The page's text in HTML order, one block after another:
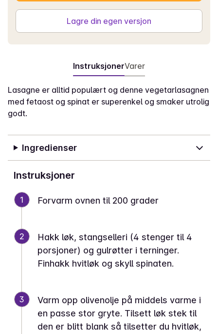
Lagre din egen versjon
InstruksjonerVarer
Lasagne er alltid populært og denne vegetarlasagnen
med fetaost og spinat er superenkel og smaker utrolig
godt.
Ingredienser
Instruksjoner
1 Forvarm ovnen til 200 grader
2
Hakk løk, stangselleri (4 stenger til 4
porsjoner) og gulrøtter i terninger.
Finhakk hvitløk og skyll spinaten.
3
Varm opp olivenolje på middels varme i
en passe stor gryte. Tilsett løk stek til
den er blitt blank så tilsetter du hvitløk,